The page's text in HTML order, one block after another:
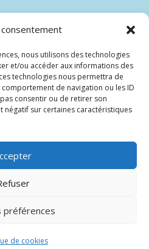
nous utilisons des technologies
et/ou accéder aux informations des
technologies nous permettra de
de navigation ou les ID
consentir ou de retirer son
négatif sur certaines caractéristiques
préférences
de cookies